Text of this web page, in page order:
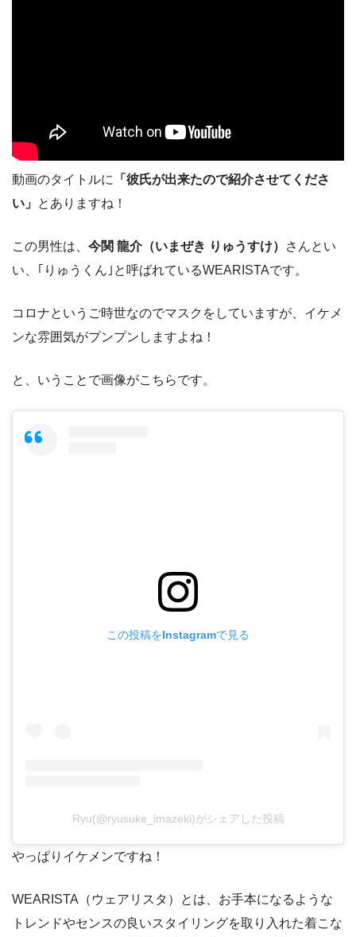
動画のタイトルに
「彼氏が出来たので紹介させてくださ
い」 とありますね！
この男性は、 今関 龍介（いまぜき りゅうすけ）
さんとい
い、｢りゅうくん｣と呼ばれているWEARISTAです。
コロナというご時世なのでマスクをしていますが、イケメ
ンな雰囲気がプンプンしますよね！
と、いうことで画像がこちらです。
この投稿をInstagramで見る
Ryu(@ryusuke_imazeki)がシェアした投稿
やっぱりイケメンですね！
WEARISTA（ウェアリスタ）とは、お手本になるような
トレンドやセンスの良いスタイリングを取り入れた着こな